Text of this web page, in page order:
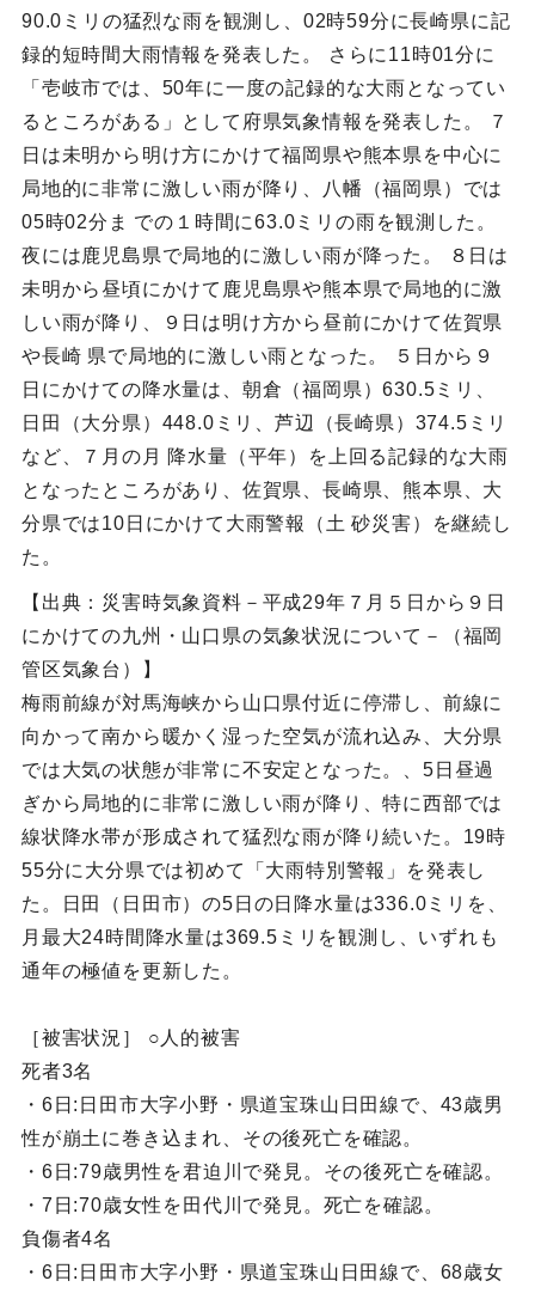
90.0ミリの猛烈な雨を観測し、02時59分に長崎県に記
録的短時間大雨情報を発表した。 さらに11時01分に
「壱岐市では、50年に一度の記録的な大雨となってい
るところがある」として府県気象情報を発表した。 ７
日は未明から明け方にかけて福岡県や熊本県を中心に
局地的に非常に激しい雨が降り、八幡（福岡県）では
05時02分ま での１時間に63.0ミリの雨を観測した。
夜には鹿児島県で局地的に激しい雨が降った。 ８日は
未明から昼頃にかけて鹿児島県や熊本県で局地的に激
しい雨が降り、９日は明け方から昼前にかけて佐賀県
や長崎 県で局地的に激しい雨となった。 ５日から９
日にかけての降水量は、朝倉（福岡県）630.5ミリ、
日田（大分県）448.0ミリ、芦辺（長崎県）374.5ミリ
など、７月の月 降水量（平年）を上回る記録的な大雨
となったところがあり、佐賀県、長崎県、熊本県、大
分県では10日にかけて大雨警報（土 砂災害）を継続し
た。
【出典：災害時気象資料－平成29年７月５日から９日
にかけての九州・山口県の気象状況について－（福岡
管区気象台）】
梅雨前線が対馬海峡から山口県付近に停滞し、前線に
向かって南から暖かく湿った空気が流れ込み、大分県
では大気の状態が非常に不安定となった。、5日昼過
ぎから局地的に非常に激しい雨が降り、特に西部では
線状降水帯が形成されて猛烈な雨が降り続いた。19時
55分に大分県では初めて「大雨特別警報」を発表し
た。日田（日田市）の5日の日降水量は336.0ミリを、
月最大24時間降水量は369.5ミリを観測し、いずれも
通年の極値を更新した。
［被害状況］ ○人的被害
死者3名
・6日:日田市大字小野・県道宝珠山日田線で、43歳男
性が崩土に巻き込まれ、その後死亡を確認。
・6日:79歳男性を君迫川で発見。その後死亡を確認。
・7日:70歳女性を田代川で発見。死亡を確認。
負傷者4名
・6日:日田市大字小野・県道宝珠山日田線で、68歳女